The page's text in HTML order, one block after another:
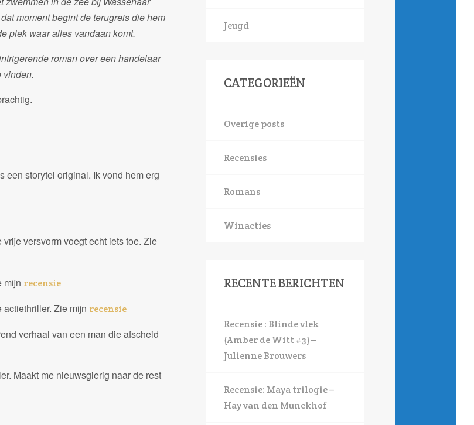
moment begint de terugreis die hem
plek waar alles vandaan komt.
roman over een handelaar
vinden.
een storytel original. Ik vond hem erg
versvorm voegt echt iets toe. Zie
mijn recensie
Zie mijn recensie
verhaal van een man die afscheid
Maakt me nieuwsgierig naar de rest
Jeugd
CATEGORIEËN
Overige posts
Recensies
Romans
Winacties
RECENTE BERICHTEN
Recensie : Blinde vlek
(Amber de Witt #3) –
Julienne Brouwers
Recensie: Maya trilogie –
Hay van den Munckhof